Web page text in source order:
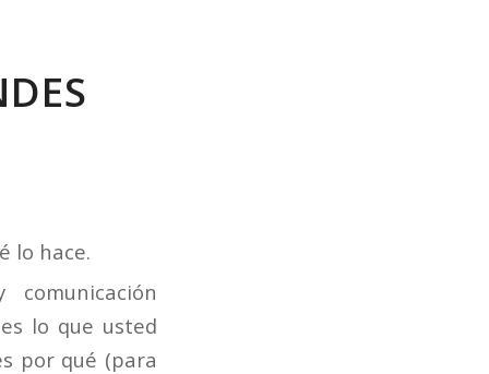
lo hace.
lo que usted
por qué (para